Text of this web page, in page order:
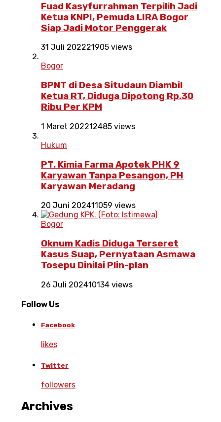
Fuad Kasyfurrahman Terpilih Jadi
Ketua KNPI, Pemuda LIRA Bogor
Siap Jadi Motor Penggerak
31 Juli 202221905 views
Bogor
BPNT di Desa Situdaun Diambil
Ketua RT, Diduga Dipotong Rp.30
Ribu Per KPM
1 Maret 202212485 views
Hukum
PT. Kimia Farma Apotek PHK 9
Karyawan Tanpa Pesangon, PH
Karyawan Meradang
20 Juni 202411059 views
Bogor
Oknum Kadis Diduga Terseret
Kasus Suap, Pernyataan Asmawa
Tosepu Dinilai Plin-plan
26 Juli 202410134 views
Follow Us
Facebook
likes
Twitter
followers
Archives